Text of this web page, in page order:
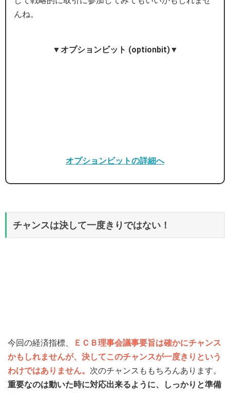
んね。
▼オプションビット (optionbit)▼
オプションビットの詳細へ
チャンスは決して一度きりではない！
今回の経済指標、
ＥＣＢ理事会議事要旨は確かにチャンス
かもしれませんが、決してこのチャンスが一度きりという
わけではありません。 次のチャンスももちろんあります。
重要なのは動いた時に対応出来るように、しっかりと準備